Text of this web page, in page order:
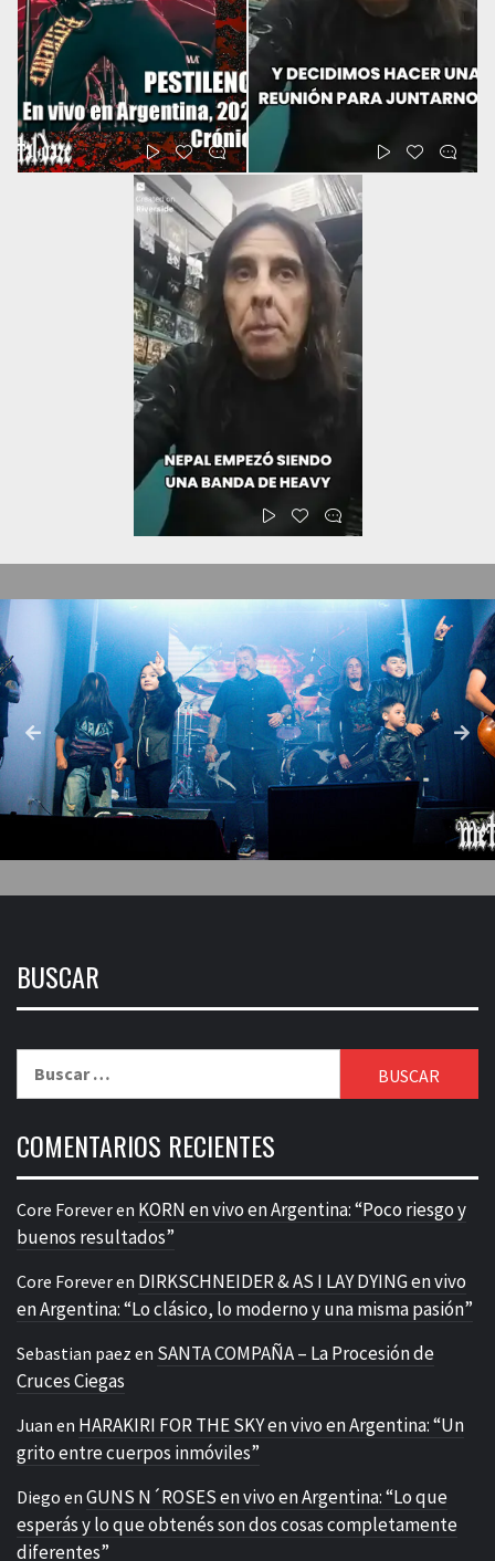
BUSCAR
COMENTARIOS RECIENTES
Core Foreveren KORN en vivo en Argentina: “Poco riesgo y
buenos resultados”
Core Foreveren DIRKSCHNEIDER & AS I LAY DYING en vivo
en Argentina: “Lo clásico, lo moderno y una misma pasión”
Sebastian paez en SANTA COMPAÑA – La Procesión de
Cruces Ciegas
Juan en HARAKIRI FOR THE SKY en vivo en Argentina: “Un
grito entre cuerpos inmóviles”
Diego en GUNS N´ROSES en vivo en Argentina: “Lo que
esperás y lo que obtenés son dos cosas completamente
diferentes”